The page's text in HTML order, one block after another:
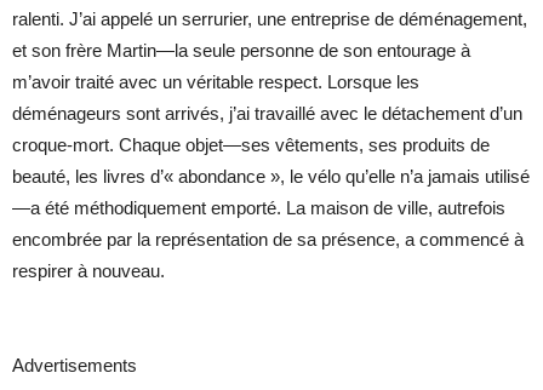
ralenti. J’ai appelé un serrurier, une entreprise de déménagement,
et son frère Martin—la seule personne de son entourage à
m’avoir traité avec un véritable respect. Lorsque les
déménageurs sont arrivés, j’ai travaillé avec le détachement d’un
croque-mort. Chaque objet—ses vêtements, ses produits de
beauté, les livres d’« abondance », le vélo qu’elle n’a jamais utilisé
—a été méthodiquement emporté. La maison de ville, autrefois
encombrée par la représentation de sa présence, a commencé à
respirer à nouveau.
Advertisements